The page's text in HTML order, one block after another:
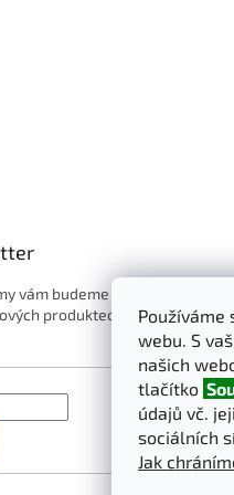
Používáme
webu. S
našich
tlačítko
údajů vč.
sociálních
Jak
vám budeme
produktech